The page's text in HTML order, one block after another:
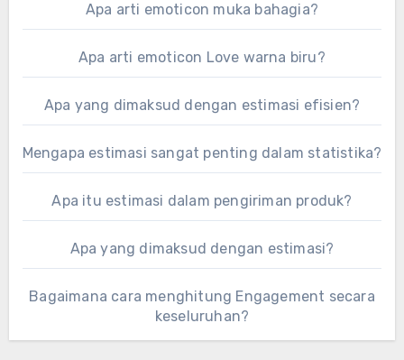
Apa arti emoticon muka bahagia?
Apa arti emoticon Love warna biru?
Apa yang dimaksud dengan estimasi efisien?
Mengapa estimasi sangat penting dalam statistika?
Apa itu estimasi dalam pengiriman produk?
Apa yang dimaksud dengan estimasi?
Bagaimana cara menghitung Engagement secara
keseluruhan?